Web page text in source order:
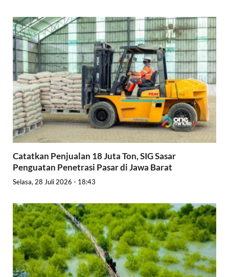
Catatkan Penjualan 18 Juta Ton, SIG Sasar
Penguatan Penetrasi Pasar di Jawa Barat
Selasa, 28 Juli 2026 - 18:43